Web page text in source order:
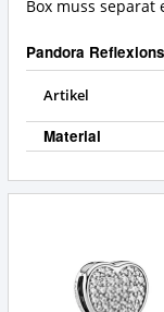
bietet
Pandora
Reflexions
Clip-
Charm?
Box muss
Pandora
Artikel
Material
Reflexions
Charm?